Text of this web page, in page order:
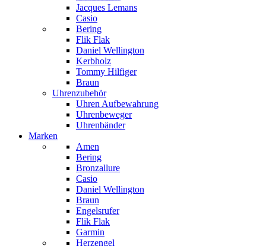
Jacques Lemans
Casio
Bering
Flik Flak
Daniel Wellington
Kerbholz
Tommy Hilfiger
Braun
Uhrenzubehör
Uhren Aufbewahrung
Uhrenbeweger
Uhrenbänder
Marken
Amen
Bering
Bronzallure
Casio
Daniel Wellington
Braun
Engelsrufer
Flik Flak
Garmin
Herzengel